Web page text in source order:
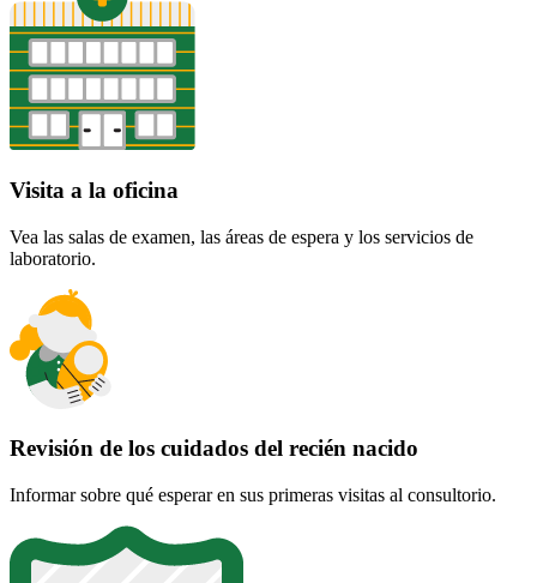
Visita a la oficina
Vea las salas de examen, las áreas de espera y los servicios de
laboratorio.
Revisión de los cuidados del recién nacido
Informar sobre qué esperar en sus primeras visitas al consultorio.